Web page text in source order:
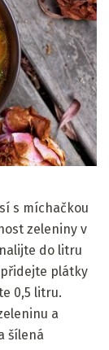
s míchačkou
zeleniny v
do litru
přidejte plátky
0,5 litru.
a
šílená